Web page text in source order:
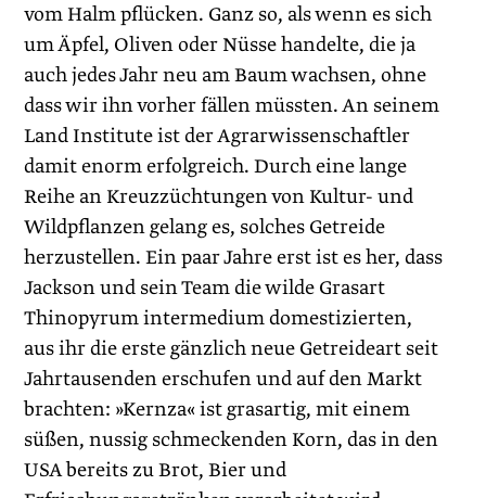
vom Halm pflücken. Ganz so, als wenn es sich
um Äpfel, Oliven oder Nüsse handelte, die ja
auch jedes Jahr neu am Baum wachsen, ohne
dass wir ihn vorher fällen müssten. An seinem
Land Institute ist der Agrarwissenschaftler
damit enorm erfolgreich. Durch eine lange
Reihe an Kreuzzüchtungen von Kultur- und
Wildpflanzen gelang es, solches Getreide
herzustellen. Ein paar Jahre erst ist es her, dass
Jackson und sein Team die wilde Grasart
Thinopyrum intermedium domestizierten,
aus ihr die erste gänzlich neue Getreideart seit
Jahrtausenden erschufen und auf den Markt
brachten: »Kernza« ist grasartig, mit einem
süßen, nussig schmeckenden Korn, das in den
USA bereits zu Brot, Bier und